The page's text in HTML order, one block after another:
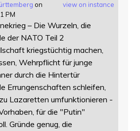
view on instance
on
PM
– Die Wurzeln, die
der NATO Teil 2
kriegstüchtig machen,
Wehrpflicht für junge
durch die Hintertür
Errungenschaften schleifen,
Lazaretten umfunktionieren -
für die "Putin"
Gründe genug, die